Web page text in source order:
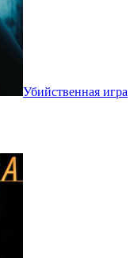
Убийственная игра